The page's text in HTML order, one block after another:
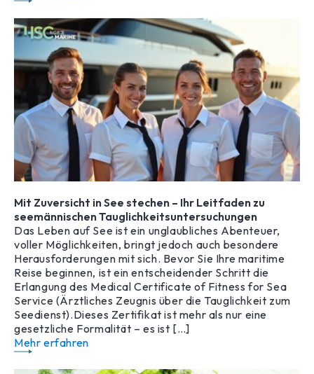
Mit Zuversicht in See stechen – Ihr Leitfaden zu
seemännischen Tauglichkeitsuntersuchungen
Das Leben auf See ist ein unglaubliches Abenteuer,
voller Möglichkeiten, bringt jedoch auch besondere
Herausforderungen mit sich. Bevor Sie Ihre maritime
Reise beginnen, ist ein entscheidender Schritt die
Erlangung des Medical Certificate of Fitness for Sea
Service (Ärztliches Zeugnis über die Tauglichkeit zum
Seedienst).Dieses Zertifikat ist mehr als nur eine
gesetzliche Formalität – es ist […]
Mehr erfahren